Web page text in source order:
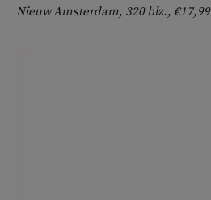
Nieuw Amsterdam, 320 blz., €17,99